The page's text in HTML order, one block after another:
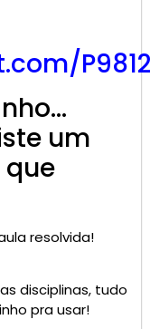
.com/
um
que
resolvida!
disciplinas, tudo
pra usar!